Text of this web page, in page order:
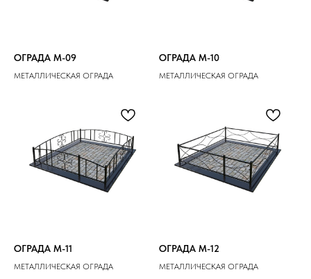
ОГРАДА M-09
МЕТАЛЛИЧЕСКАЯ ОГРАДА
ОГРАДА M-10
МЕТАЛЛИЧЕСКАЯ ОГРАДА
ОГРАДА M-11
МЕТАЛЛИЧЕСКАЯ ОГРАДА
ОГРАДА M-12
МЕТАЛЛИЧЕСКАЯ ОГРАДА